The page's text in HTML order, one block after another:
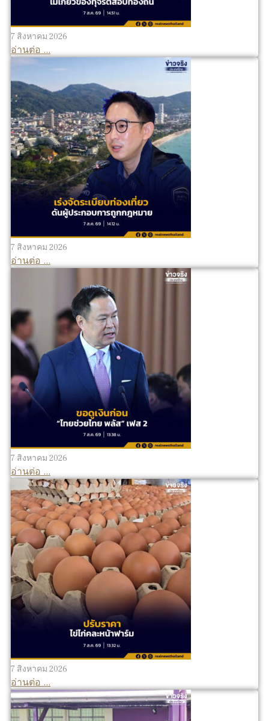
7 สิงหาคม 2026
อ่านต่อ ...
7 สิงหาคม 2026
อ่านต่อ ...
7 สิงหาคม 2026
อ่านต่อ ...
7 สิงหาคม 2026
อ่านต่อ ...